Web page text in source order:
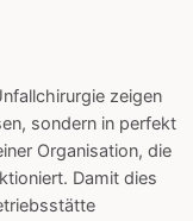
zeigen
sondern in perfekt
Organisation, die
Damit dies